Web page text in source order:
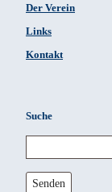
Der Verein
Links
Kontakt
Suche
Senden